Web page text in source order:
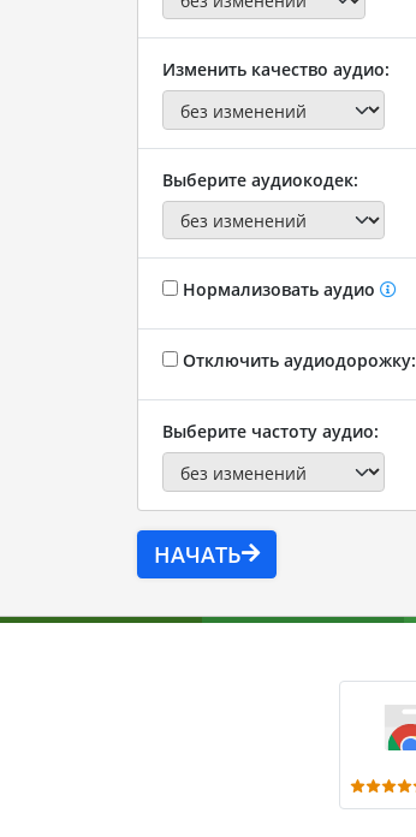
Изменить качество аудио:
Выберите аудиокодек:
Нормализовать аудио
Отключить аудиодорожку:
Выберите частоту аудио:
НАЧАТЬ